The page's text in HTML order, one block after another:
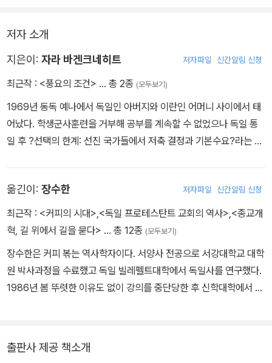
저자 소개
지은이: 자라 바겐크네히트 저자파일 신간알림 신청
최근작 : <풍요의 조건> … 총 2종 (모두보기)
1969년 동독 예나에서 독일인 아버지와 이란인 어머니 사이에서 태
어났다. 학생군사훈련을 거부해 공부를 계속할 수 없었으나 독일 통
일 후 ?선택의 한계: 선진 국가들에서 저축 결정과 기본수요?라는 논
(2017) 역시 슈피겔 베스트셀러에 올랐으며 그 밖에 <자본주의 대신
자유>(2013), <엉터리 방법들. 금융파탄과 세계경제>(2008) 등의
저서가 있다. 유럽 의회의 의원을 지냈으며 현재 독일 연방의회 의원
인이면서 꾸준히 저서를 내는 드문 정치인으로 세계인의 공존과 삶의
향상 그리고 지구의 지속가능성을 위해 용감하게 발언하고 실천하는
비판적 지식인이다. 바겐크네히트는 태생적으로 군사주의와 전쟁, 나
게 구별해 1989년 봄, "막다른 길목에 내몰린 사회주의를 재구성하
옮긴이: 장수한 저자파일 신간알림 신청
최근작 : <커피의 시대>,<독일 프로테스탄트 교회의 역사>,<종교개
혁, 길 위에서 길을 묻다> … 총 12종 (모두보기)
장수한은 커피 볶는 역사학자이다. 서양사 전공으로 서강대학교 대학
원 박사과정을 수료했고 독일 빌레펠트대학에서 독일사를 연구했다.
1986년 봄 뚜렷한 이유도 없이 강의를 중단당한 후 신학대학에서 교
묻다≫(한울, 2016)를 썼다. ≪산업과 제국≫(에릭 J. 홉스봄), ≪여
출판사 제공 책소개